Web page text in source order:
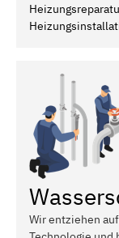
Wir entziehen